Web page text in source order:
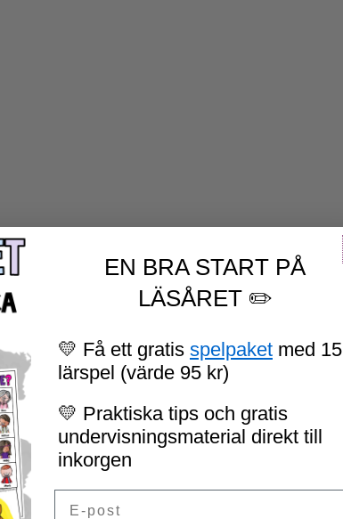
EN BRA START PÅ
LÄSÅRET ✏️
💛 Få ett gratis spelpaket med 15
lärspel (värde 95 kr)
💛 Praktiska tips och gratis
undervisningsmaterial direkt till
inkorgen